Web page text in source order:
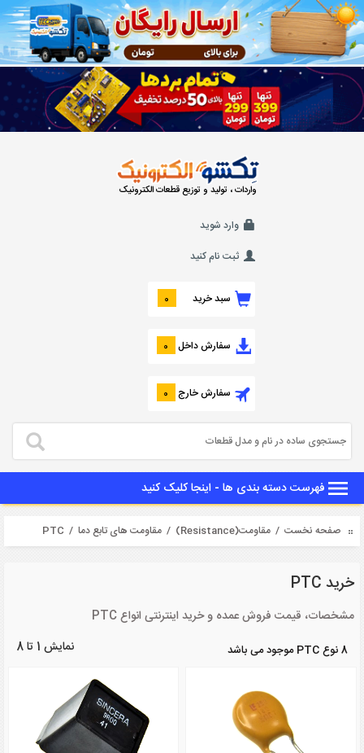
واردات ، تولید و توزیع قطعات الکترونیک
وارد شوید
ثبت نام کنید
سبد خرید 0
سفارش داخل 0
سفارش خارج 0
فهرست دسته بندی ها - اینجا کلیک کنید
صفحه نخست / مقاومت(Resistance) / مقاومت های تابع دما / PTC
خرید PTC
مشخصات، قیمت فروش عمده و خرید اینترنتی انواع PTC
8 نوع PTC موجود می باشد نمایش 1 تا 8